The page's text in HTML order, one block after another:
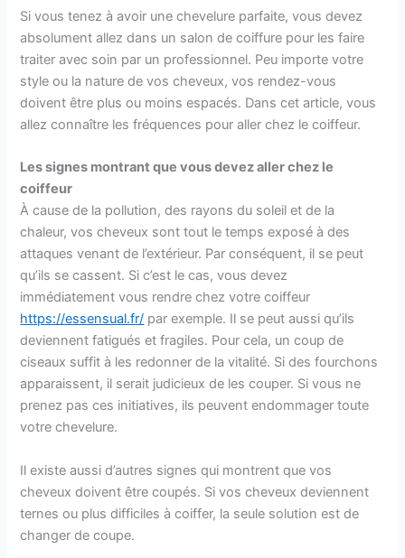
Si vous tenez à avoir une chevelure parfaite, vous devez
absolument allez dans un salon de coiffure pour les faire
traiter avec soin par un professionnel. Peu importe votre
style ou la nature de vos cheveux, vos rendez-vous
doivent être plus ou moins espacés. Dans cet article, vous
allez connaître les fréquences pour aller chez le coiffeur.
Les signes montrant que vous devez aller chez le
coiffeur
À cause de la pollution, des rayons du soleil et de la
chaleur, vos cheveux sont tout le temps exposé à des
attaques venant de l’extérieur. Par conséquent, il se peut
qu’ils se cassent. Si c’est le cas, vous devez
immédiatement vous rendre chez votre coiffeur
https://essensual.fr/ par exemple. Il se peut aussi qu’ils
deviennent fatigués et fragiles. Pour cela, un coup de
ciseaux suffit à les redonner de la vitalité. Si des fourchons
apparaissent, il serait judicieux de les couper. Si vous ne
prenez pas ces initiatives, ils peuvent endommager toute
votre chevelure.
Il existe aussi d’autres signes qui montrent que vos
cheveux doivent être coupés. Si vos cheveux deviennent
ternes ou plus difficiles à coiffer, la seule solution est de
changer de coupe.